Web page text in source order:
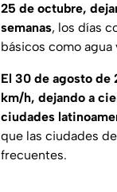
25 de octubre,
semanas, los días
básicos como
El 30 de agosto de
km/h, dejando a
ciudades
que las ciudades
frecuentes.